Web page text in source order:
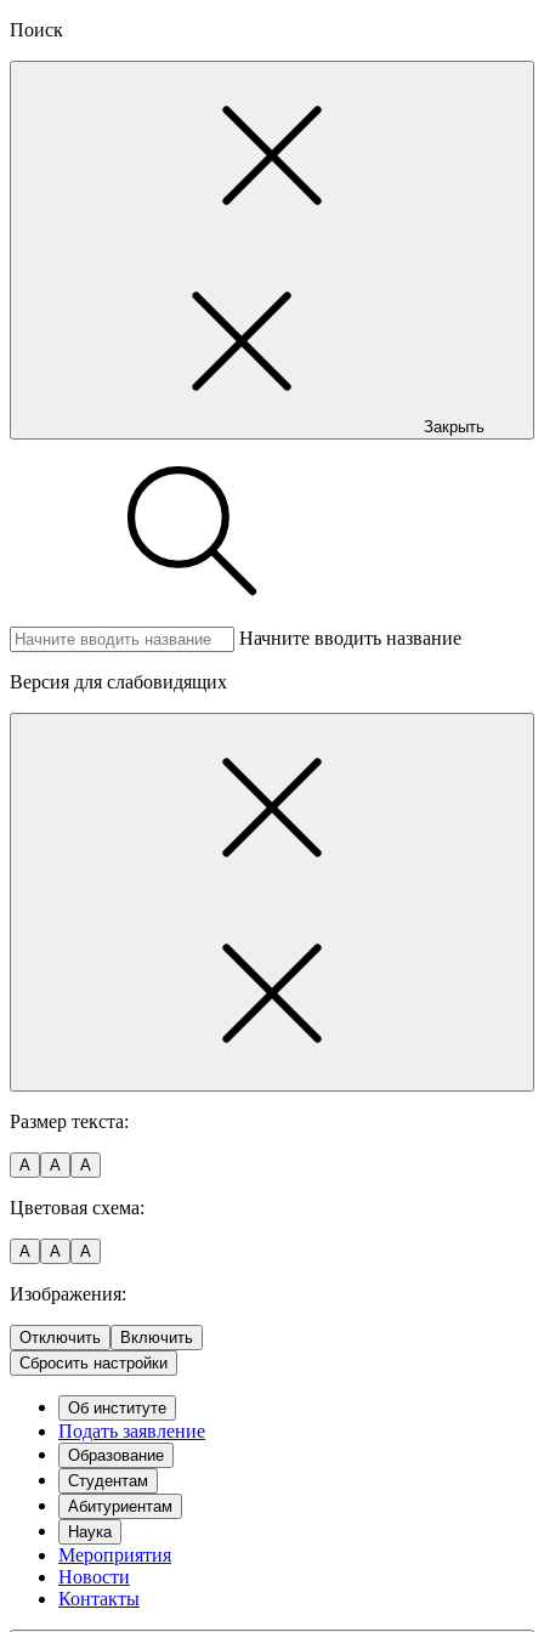
Поиск
Закрыть
Начните вводить название
Версия для слабовидящих
Размер текста:
A A A
Цветовая схема:
A A A
Изображения:
Отключить
Включить
Сбросить настройки
Об институте
Подать заявление
Образование
Студентам
Абитуриентам
Наука
Мероприятия
Новости
Контакты